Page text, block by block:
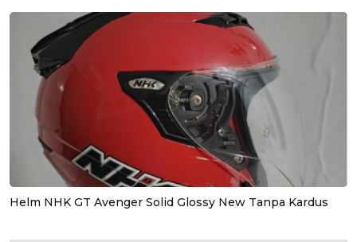
Helm NHK GT Avenger Solid Glossy New Tanpa Kardus